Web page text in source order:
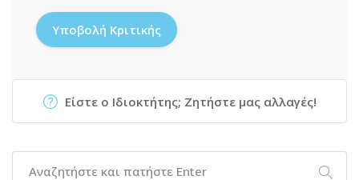
Είστε ο Ιδιοκτήτης; Ζητήστε μας αλλαγές!